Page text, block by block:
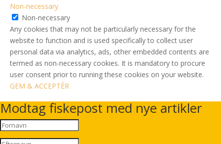
Non-necessary
Non-necessary
Any cookies that may not be particularly necessary for the
website to function and is used specifically to collect user
personal data via analytics, ads, other embedded contents are
termed as non-necessary cookies. It is mandatory to procure
user consent prior to running these cookies on your website.
GEM & ACCEPTÈR
Modtag fiskepost med nye artikler